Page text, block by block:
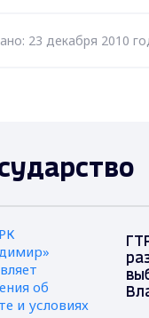
23 декабря 2010